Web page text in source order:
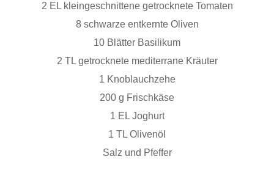
2 EL kleingeschnittene getrocknete Tomaten
8 schwarze entkernte Oliven
10 Blätter Basilikum
2 TL getrocknete mediterrane Kräuter
1 Knoblauchzehe
200 g Frischkäse
1 EL Joghurt
1 TL Olivenöl
Salz und Pfeffer